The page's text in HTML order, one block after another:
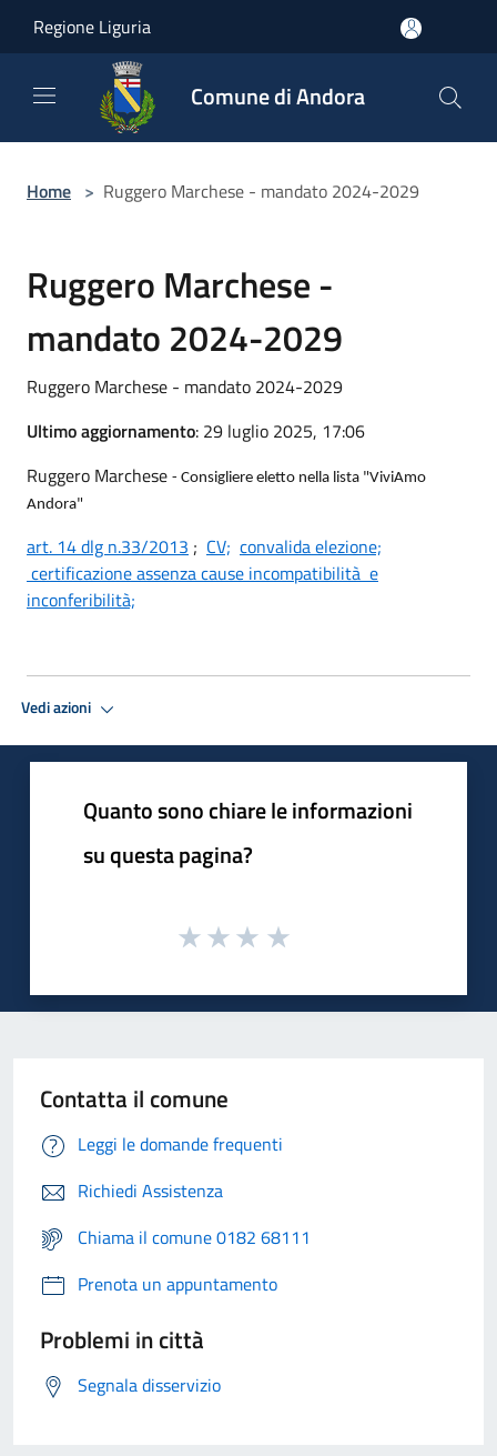
Regione Liguria
Comune di Andora
Home > Ruggero Marchese - mandato 2024-2029
Ruggero Marchese -
mandato 2024-2029
Ruggero Marchese - mandato 2024-2029
Ultimo aggiornamento: 29 luglio 2025, 17:06
Ruggero Marchese - Consigliere eletto nella lista "ViviAmo
Andora"
art. 14 dlg n.33/2013 ; CV; convalida elezione;
certificazione assenza cause incompatibilità e
inconferibilità;
Vedi azioni
Quanto sono chiare le informazioni
su questa pagina?
Contatta il comune
Leggi le domande frequenti
Richiedi Assistenza
Chiama il comune 0182 68111
Prenota un appuntamento
Problemi in città
Segnala disservizio